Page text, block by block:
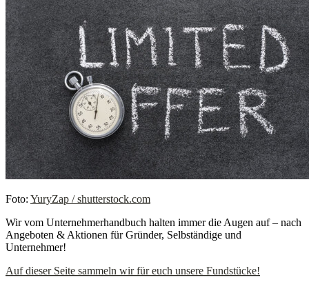
Foto: YuryZap / shutterstock.com
Wir vom Unternehmerhandbuch halten immer die Augen auf – nach
Angeboten & Aktionen für Gründer, Selbständige und
Unternehmer!
Auf dieser Seite sammeln wir für euch unsere Fundstücke!